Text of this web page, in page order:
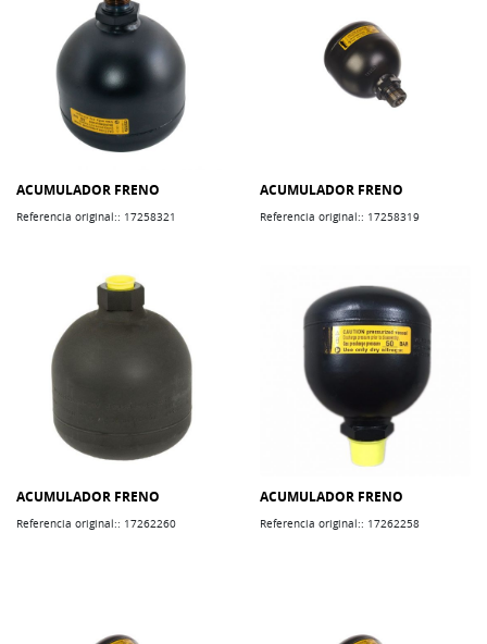
ACUMULADOR FRENO
Referencia original:: 17258321
ACUMULADOR FRENO
Referencia original:: 17258319
ACUMULADOR FRENO
Referencia original:: 17262260
ACUMULADOR FRENO
Referencia original:: 17262258